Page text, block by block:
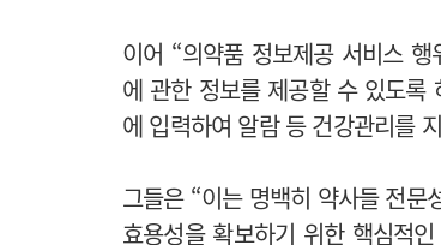
이어 “의약품 정보제공 서비스
에 관한 정보를 제공할 수 있도록
에 입력하여 알람 등 건강관리를
그들은 “이는 명백히 약사들 전문
효용성을 확보하기 위한 핵심적